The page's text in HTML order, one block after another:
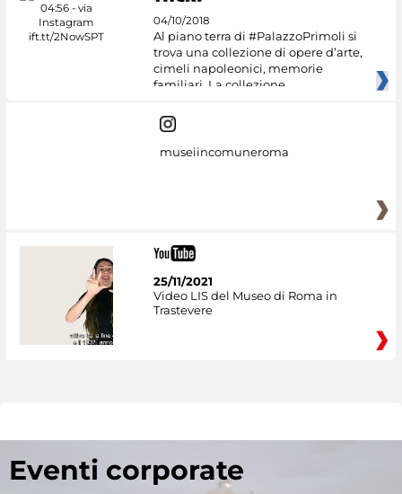
04/10/2018
Al piano terra di #PalazzoPrimoli si
trova una collezione di opere d’arte,
cimeli napoleonici, memorie
familiari. La collezione
museiincomuneroma
25/11/2021
Video LIS del Museo di Roma in
Trastevere
Eventi corporate